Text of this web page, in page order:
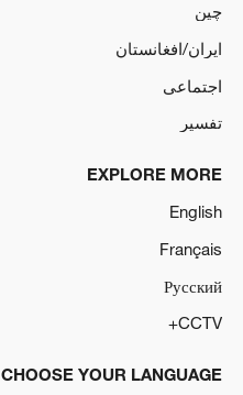
چین
ایران/افغانستان
اجتماعی
تفسیر
EXPLORE MORE
English
Français
Русский
CCTV+
CHOOSE YOUR LANGUAGE